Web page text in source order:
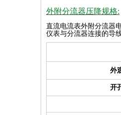
外附分流器压降规格:
直流电流表外附分流器
仪表与分流器连接的导
外
开